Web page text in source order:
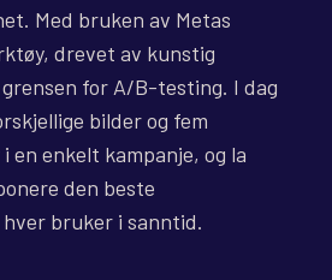
Med bruken av Metas
drevet av kunstig
for A/B-testing. I dag
bilder og fem
en enkelt kampanje, og la
den beste
bruker i sanntid.